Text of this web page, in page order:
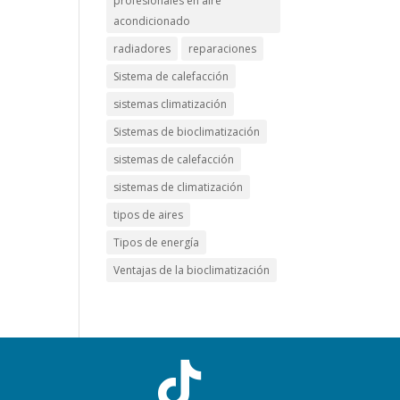
acondicionado
radiadores
reparaciones
Sistema de calefacción
sistemas climatización
Sistemas de bioclimatización
sistemas de calefacción
sistemas de climatización
tipos de aires
Tipos de energía
Ventajas de la bioclimatización
